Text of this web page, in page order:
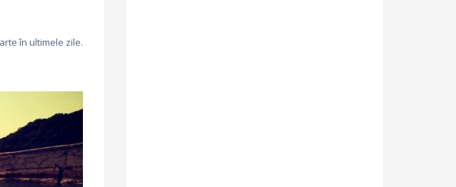
în ultimele zile.